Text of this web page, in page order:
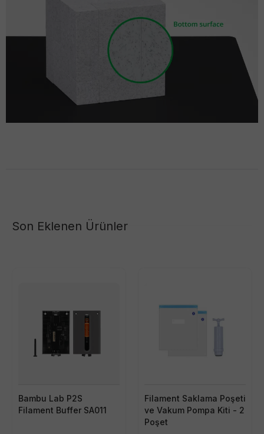
Son Eklenen Ürünler
Bambu Lab P2S
Filament Buffer SA011
Filament Saklama Poşeti
ve Vakum Pompa Kiti - 2
Poşet